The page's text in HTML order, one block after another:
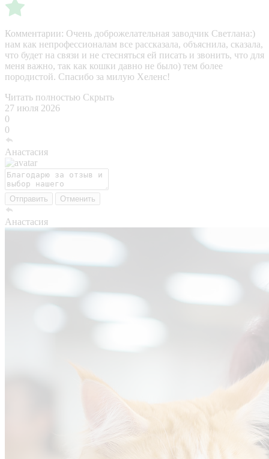
Комментарии: Очень доброжелательная заводчик Светлана:)
нам как непрофессионалам все рассказала, объяснила, сказала,
что будет на связи и не стесняться ей писать и звонить, что для
меня важно, так как кошки давно не было) тем более
породистой. Спасибо за милую Хеленс!
Читать полностью Скрыть
27 июля 2026
0
0
Анастасия
Отправить Отменить
Анастасия